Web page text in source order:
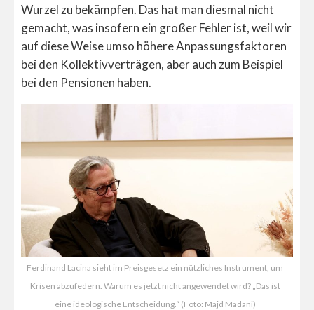
Wurzel zu bekämpfen. Das hat man diesmal nicht
gemacht, was insofern ein großer Fehler ist, weil wir
auf diese Weise umso höhere Anpassungsfaktoren
bei den Kollektivverträgen, aber auch zum Beispiel
bei den Pensionen haben.
Ferdinand Lacina sieht im Preisgesetz ein nützliches Instrument, um
Krisen abzufedern. Warum es jetzt nicht angewendet wird? „Das ist
eine ideologische Entscheidung.“ (Foto: Majd Madani)